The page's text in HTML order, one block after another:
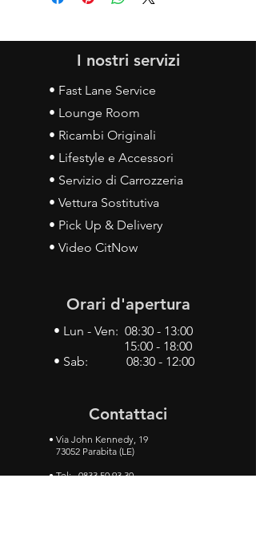
I nostri servizi
• Fast Lane Service
• Lounge Room
• Ricambi Originali
• Lifestyle e Accessori
• Servizio di Carrozzeria
• Vettura Sostitutiva
• Pick Up & Delivery
• Video CitNow
Orari d'apertura
• Lun - Ven: 08:30 - 13:00
15:00 - 18:00
• Sab: 08:30 - 12:00
Contattaci
• Via John Kennedy, 19
73052 Parabita (LE)
• Tel:0833 50 93 30